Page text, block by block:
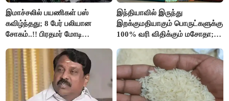
இமாச்சலில் பயணிகள் பஸ்
கவிழ்ந்தது; 8 பேர் பலியான
சோகம்..!! பிரதமர் மோடி
இந்தியாவில் இருந்து
இறக்குமதியாகும் பொருட்களுக்கு
100% வரி விதிக்கும் மசோதா;